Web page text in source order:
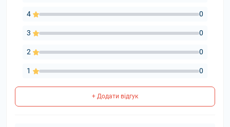
4 0
3 0
2 0
1 0
+ Додати відгук